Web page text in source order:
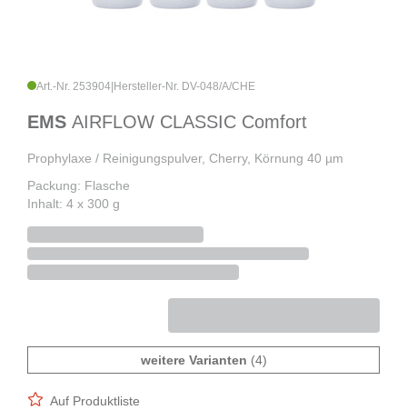
Art.-Nr. 253904 Hersteller-Nr. DV-048/A/CHE
EMS AIRFLOW CLASSIC Comfort
Prophylaxe / Reinigungspulver, Cherry, Körnung 40 µm
Packung: Flasche
Inhalt: 4 x 300 g
weitere Varianten (4)
Auf Produktliste